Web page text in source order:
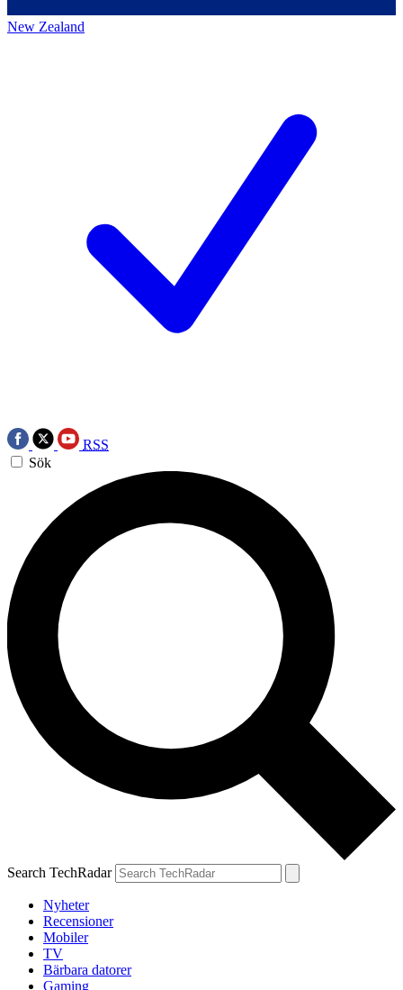
New Zealand
RSS
Sök
Search TechRadar
Nyheter
Recensioner
Mobiler
TV
Bärbara datorer
Gaming